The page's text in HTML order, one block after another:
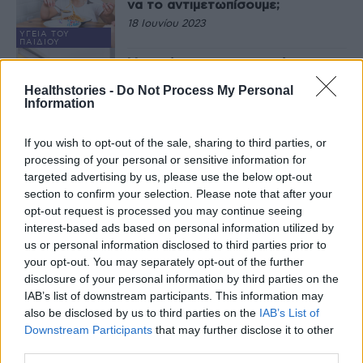
Healthstories - Do Not Process My Personal
Information
If you wish to opt-out of the sale, sharing to third parties, or
processing of your personal or sensitive information for
targeted advertising by us, please use the below opt-out
section to confirm your selection. Please note that after your
opt-out request is processed you may continue seeing
interest-based ads based on personal information utilized by
us or personal information disclosed to third parties prior to
your opt-out. You may separately opt-out of the further
disclosure of your personal information by third parties on the
IAB’s list of downstream participants. This information may
also be disclosed by us to third parties on the IAB’s List of
Downstream Participants that may further disclose it to other
ΥΓΕΊΑ ΤΟΥ
ΠΑΙΔΙΟΎ
να το αντιμετωπίσουμε;
18 Ιουνίου 2023
ΔΙΑΤΡΟΦΉ
Μπορείτε να εμπιστευτείτε τη
μύτη σας για το φαγητό, που είναι
μέρες στο ψυγείο;
Θέλεις να τρως “σωστά”; Αυτό
το στοιχείο δεν πρέπει να λείπει
από την διατροφή σου
15 Ιανουαρίου 2023
Πώς να σταματήσετε, να τρώτε
όταν έχετε άγχος
21 Δεκεμβρίου 2022